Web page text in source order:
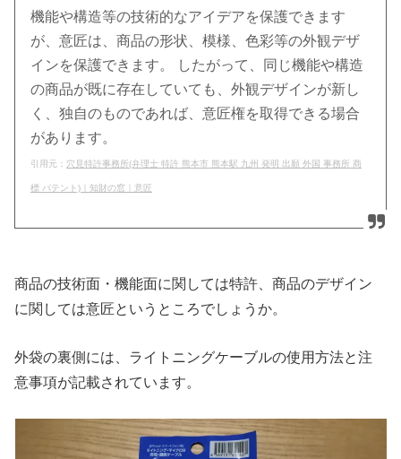
機能や構造等の技術的なアイデアを保護できます
が、意匠は、商品の形状、模様、色彩等の外観デザ
インを保護できます。 したがって、同じ機能や構造
の商品が既に存在していても、外観デザインが新し
く、独自のものであれば、意匠権を取得できる場合
があります。
引用元： 穴見特許事務所(弁理士 特許 熊本市 熊本駅 九州 発明 出願 外国 事務所 商
標 パテント)｜知財の窓｜意匠
商品の技術面・機能面に関しては特許、商品のデザイン
に関しては意匠というところでしょうか。
外袋の裏側には、ライトニングケーブルの使用方法と注
意事項が記載されています。